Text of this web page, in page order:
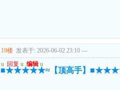
19楼 发表于: 2026-06-02 23:10 ---
u 回复 u 编辑 u
■★★★★★≈【顶高手】